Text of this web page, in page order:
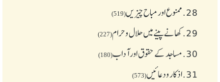
28. ممنوع اور مباح چیز یں(519)
29. کھانے پینے میں حلال و حرام(227)
30. مساجد کے حقوق اور آداب(180)
31. اذکار ودعائیں(573)